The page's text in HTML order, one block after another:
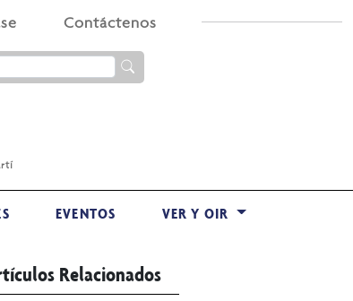
Contáctenos
EVENTOS VER Y OIR
Relacionados